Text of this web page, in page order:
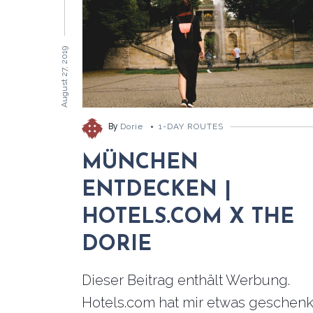
August 27, 2019
By Dorie 1-DAY ROUTES
MÜNCHEN
ENTDECKEN |
HOTELS.COM X THE
DORIE
Dieser Beitrag enthält Werbung.
Hotels.com hat mir etwas